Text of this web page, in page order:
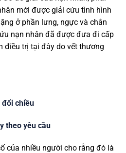
mới được giải cứu tình hình
ở phần lưng, ngực và chân
nạn nhân đã được đưa đi cấp
điều trị tại đây do vết thương
đổi chiều
theo yêu cầu
của nhiều người cho rằng đó là